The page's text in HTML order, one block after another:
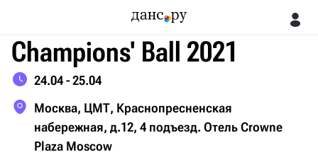
Champions' Ball 2021
24.04 - 25.04
Москва, ЦМТ, Краснопресненская
набережная, д.12, 4 подъезд. Отель Crowne
Plaza Moscow